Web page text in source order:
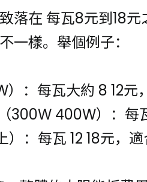
落在 每瓦8元到18
一樣。舉個例子：
：每瓦大約 8 12元
300W 400W）：每
：每瓦 12 18元，適